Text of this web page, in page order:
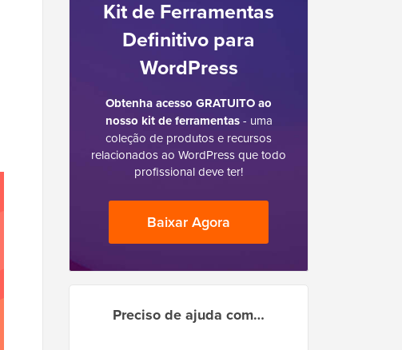
Kit de Ferramentas
Definitivo para
WordPress
Obtenha acesso GRATUITO ao
nosso kit de ferramentas- uma
coleção de produtos e recursos
relacionados ao WordPress que todo
profissional deve ter!
Baixar Agora
Preciso de ajuda com…